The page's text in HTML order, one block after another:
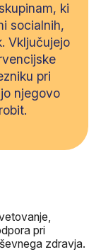
ki
socialnih,
Vključujejo
pri
njegovo
pri
zdravja.